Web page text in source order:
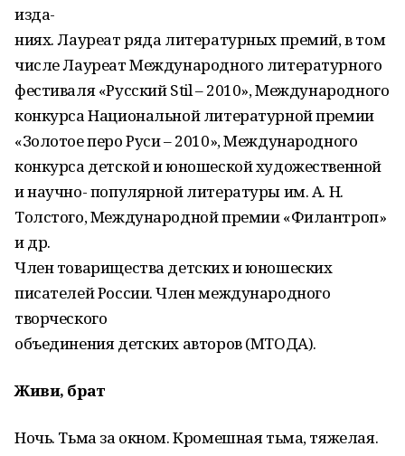
изда-
ниях. Лауреат ряда литературных премий, в том
числе Лауреат Международного литературного
фестиваля «Русский Stil – 2010», Международного
конкурса Национальной литературной премии
«Золотое перо Руси – 2010», Международного
конкурса детской и юношеской художественной
и научно- популярной литературы им. А. Н.
Толстого, Международной премии «Филантроп»
и др.
Член товарищества детских и юношеских
писателей России. Член международного
творческого
объединения детских авторов (МТОДА).
Живи, брат
Ночь. Тьма за окном. Кромешная тьма, тяжелая.